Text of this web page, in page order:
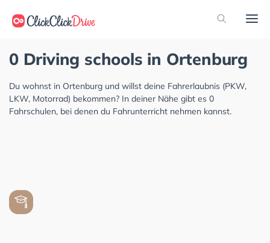
0 Driving schools in Ortenburg
Du wohnst in Ortenburg und willst deine Fahrerlaubnis (PKW,
LKW, Motorrad) bekommen? In deiner Nähe gibt es 0
Fahrschulen, bei denen du Fahrunterricht nehmen kannst.